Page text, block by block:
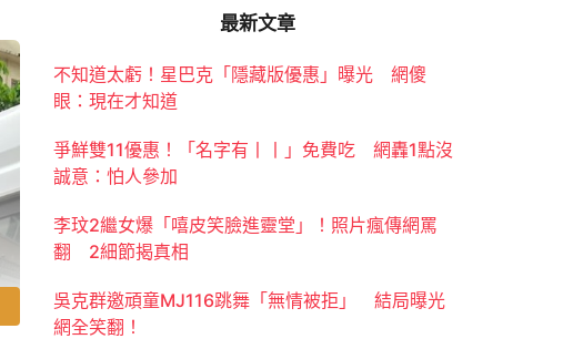
最新文章
不知道太虧！星巴克「隱藏版優惠」曝光 網傻
眼：現在才知道
爭鮮雙11優惠！「名字有丨丨」免費吃 網轟1點沒
誠意：怕人參加
李玟2繼女爆「嘻皮笑臉進靈堂」！照片瘋傳網罵
翻 2細節揭真相
吳克群邀頑童MJ116跳舞「無情被拒」 結局曝光
網全笑翻！